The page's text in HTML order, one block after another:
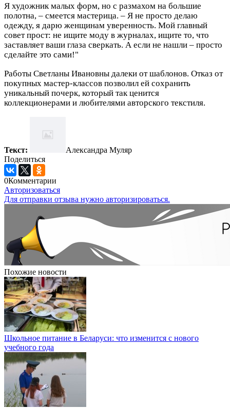
Я художник малых форм, но с размахом на большие
полотна, – смеется мастерица. – Я не просто делаю
одежду, я дарю женщинам уверенность. Мой главный
совет прост: не ищите моду в журналах, ищите то, что
заставляет ваши глаза сверкать. А если не нашли – просто
сделайте это сами!"
Работы Светланы Ивановны далеки от шаблонов. Отказ от
покупных мастер-классов позволил ей сохранить
уникальный почерк, который так ценится
коллекционерами и любителями авторского текстиля.
Текст:
Александра Муляр
Поделиться
0Комментарии
Авторизоваться
Для отправки отзыва нужно авторизироваться.
Похожие новости
Школьное питание в Беларуси: что изменится с нового
учебного года